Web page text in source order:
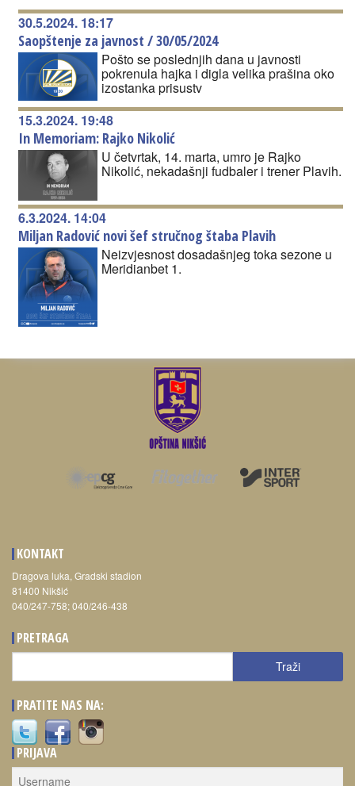
30.5.2024. 18:17
Saopštenje za javnost / 30/05/2024
Pošto se poslednjih dana u javnosti
pokrenula hajka i digla velika prašina oko
izostanka prisustv
15.3.2024. 19:48
In Memoriam: Rajko Nikolić
U četvrtak, 14. marta, umro je Rajko
Nikolić, nekadašnji fudbaler i trener Plavih.
6.3.2024. 14:04
Miljan Radović novi šef stručnog štaba Plavih
Neizvjesnost dosadašnjeg toka sezone u
Meridianbet 1.
KONTAKT
Dragova luka, Gradski stadion
81400 Nikšić
040/247-758; 040/246-438
PRETRAGA
Traži
PRATITE NAS NA:
PRIJAVA